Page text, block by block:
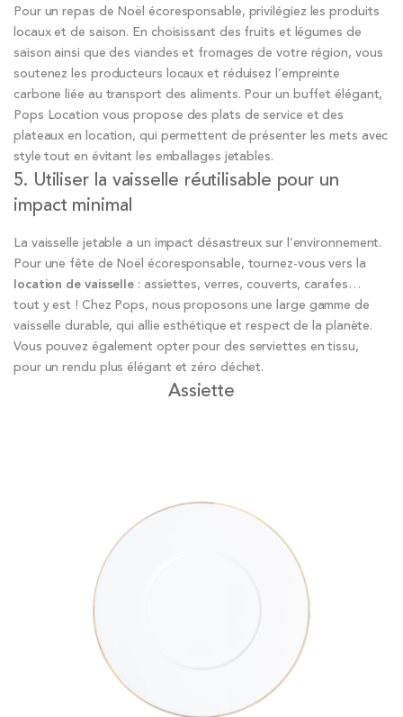
Pour un repas de Noël écoresponsable, privilégiez les produits
locaux et de saison. En choisissant des fruits et légumes de
saison ainsi que des viandes et fromages de votre région, vous
soutenez les producteurs locaux et réduisez l’empreinte
carbone liée au transport des aliments. Pour un buffet élégant,
Pops Location vous propose des plats de service et des
plateaux en location, qui permettent de présenter les mets avec
style tout en évitant les emballages jetables.
5. Utiliser la vaisselle réutilisable pour un
impact minimal
La vaisselle jetable a un impact désastreux sur l’environnement.
Pour une fête de Noël écoresponsable, tournez-vous vers la
location de vaisselle : assiettes, verres, couverts, carafes…
tout y est ! Chez Pops, nous proposons une large gamme de
vaisselle durable, qui allie esthétique et respect de la planète.
Vous pouvez également opter pour des serviettes en tissu,
pour un rendu plus élégant et zéro déchet.
Assiette